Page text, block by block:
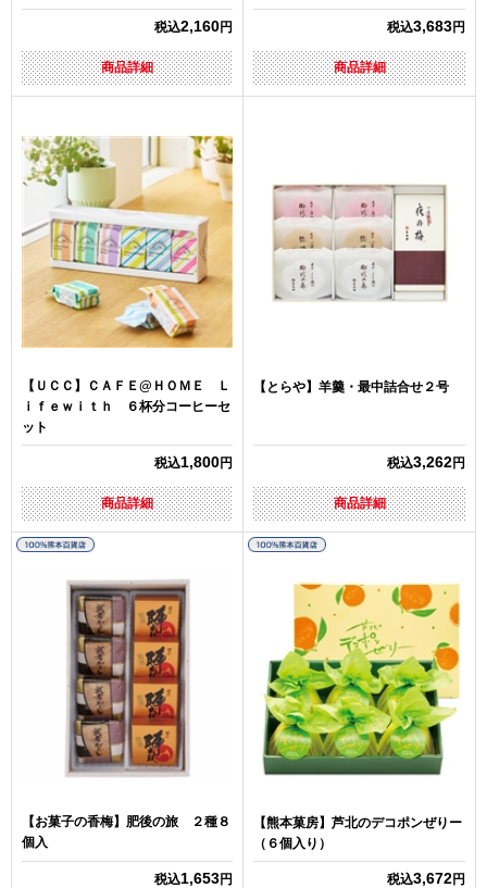
税込2,160円
商品詳細
税込3,683円
商品詳細
【ＵＣＣ】ＣＡＦＥ@ＨＯＭＥ Ｌ
ｉｆｅｗｉｔｈ ６杯分コーヒーセ
ット
税込1,800円
商品詳細
【とらや】羊羹・最中詰合せ２号
税込3,262円
商品詳細
【お菓子の香梅】肥後の旅 ２種８
個入
税込1,653円
【熊本菓房】芦北のデコポンぜりー
（６個入り）
税込3,672円